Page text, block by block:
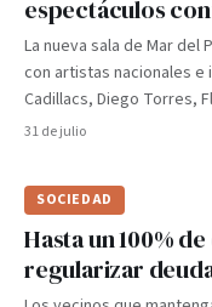
espectáculos
La nueva sala de Mar
con artistas nacionales
Cadillacs, Diego Torres,
31 de julio
SOCIEDAD
Hasta un 100%
regularizar